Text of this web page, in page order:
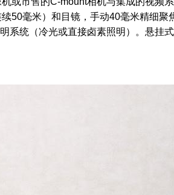
50毫米）和目镜，手动40毫米精细聚
系统（冷光或直接卤素照明）。悬挂